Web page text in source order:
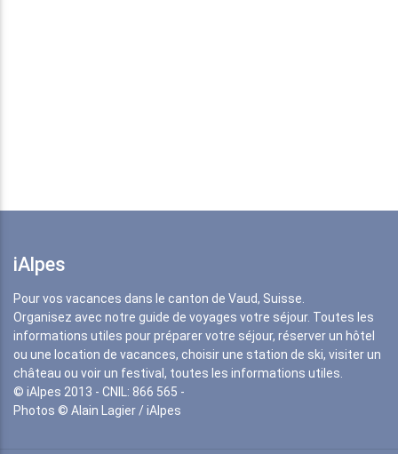
iAlpes
Pour vos vacances dans le canton de Vaud, Suisse.
Organisez avec notre guide de voyages votre séjour. Toutes les
informations utiles pour préparer votre séjour, réserver un hôtel
ou une location de vacances, choisir une station de ski, visiter un
château ou voir un festival, toutes les informations utiles.
© iAlpes 2013 - CNIL: 866 565 -
Photos © Alain Lagier / iAlpes